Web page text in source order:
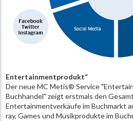
Entertainmentprodukt“
Der neue MC Metis® Service
Buchhandel" zeigt erstmals den
Entertainmentverkäufe im Buchmarkt
ray, Games und Musikprodukte im